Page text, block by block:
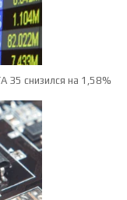
35 снизился на 1,58%